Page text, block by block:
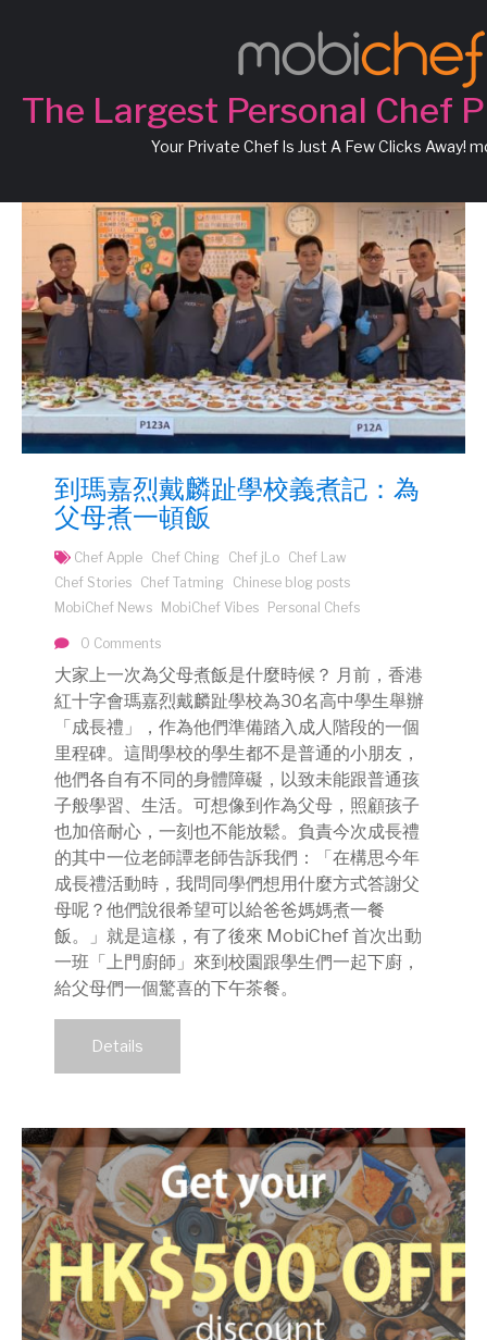
The Largest Personal Chef
Your Private Chef Is Just A Few Clicks Away!
Chef Tatming
到瑪嘉烈戴麟趾學校義煮記：為
父母煮一頓飯
Chef Apple Chef Ching Chef jLo Chef Law
Chef Stories Chef Tatming
Chinese blog posts
MobiChef News
MobiChef Vibes Personal Chefs
0 Comments
大家上一次為父母煮飯是什麼時候？ 月前，香港
紅十字會瑪嘉烈戴麟趾學校為30名高中學生舉辦
「成長禮」，作為他們準備踏入成人階段的一個
里程碑。這間學校的學生都不是普通的小朋友，
他們各自有不同的身體障礙，以致未能跟普通孩
子般學習、生活。可想像到作為父母，照顧孩子
也加倍耐心，一刻也不能放鬆。負責今次成長禮
的其中一位老師譚老師告訴我們：「在構思今年
成長禮活動時，我問同學們想用什麼方式答謝父
母呢？他們說很希望可以給爸爸媽媽煮一餐
飯。」就是這樣，有了後來 MobiChef 首次出動
一班「上門廚師」來到校園跟學生們一起下廚，
給父母們一個驚喜的下午茶餐。
Details